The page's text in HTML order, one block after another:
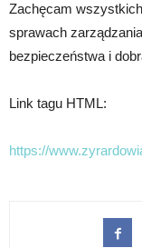
Zachęcam
sprawach
bezpieczeństwa i
Link tagu HTML:
https://